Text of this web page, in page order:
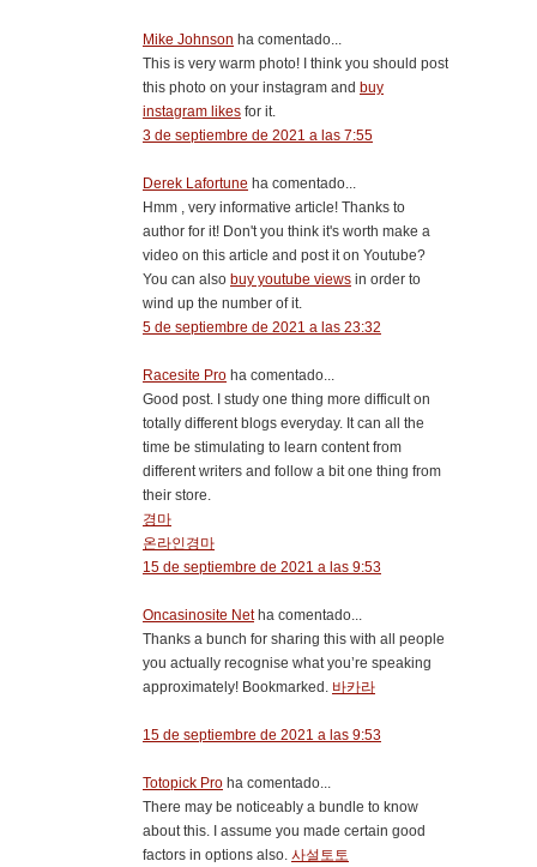
Mike Johnson ha comentado...
This is very warm photo! I think you should post
this photo on your instagram and buy
instagram likes for it.
3 de septiembre de 2021 a las 7:55
Derek Lafortune ha comentado...
Hmm , very informative article! Thanks to
author for it! Don't you think it's worth make a
video on this article and post it on Youtube?
You can also buy youtube views in order to
wind up the number of it.
5 de septiembre de 2021 a las 23:32
Racesite Pro ha comentado...
Good post. I study one thing more difficult on
totally different blogs everyday. It can all the
time be stimulating to learn content from
different writers and follow a bit one thing from
their store.
경마
온라인경마
15 de septiembre de 2021 a las 9:53
Oncasinosite Netha comentado...
Thanks a bunch for sharing this with all people
you actually recognise what you’re speaking
approximately! Bookmarked. 바카라
15 de septiembre de 2021 a las 9:53
Totopick Pro ha comentado...
There may be noticeably a bundle to know
about this. I assume you made certain good
factors in options also. 사설토토